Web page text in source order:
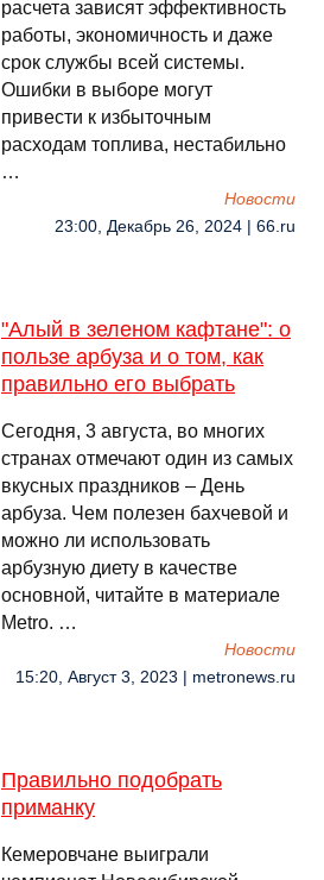
расчета зависят эффективность
работы, экономичность и даже
срок службы всей системы.
Ошибки в выборе могут
привести к избыточным
расходам топлива, нестабильно
…
Новости
23:00, Декабрь 26, 2024 | 66.ru
"Алый в зеленом кафтане": о
пользе арбуза и о том, как
правильно его выбрать
Сегодня, 3 августа, во многих
странах отмечают один из самых
вкусных праздников – День
арбуза. Чем полезен бахчевой и
можно ли использовать
арбузную диету в качестве
основной, читайте в материале
Metro. …
Новости
15:20, Август 3, 2023 | metronews.ru
Правильно подобрать
приманку
Кемеровчане выиграли